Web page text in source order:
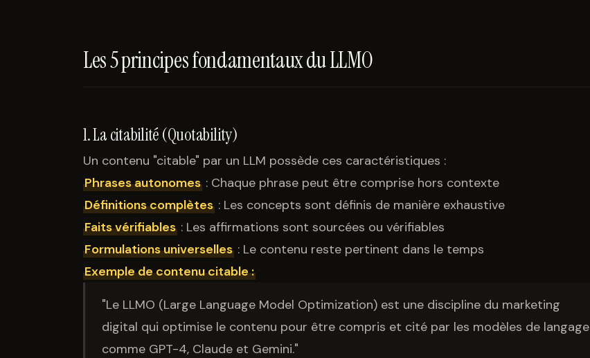
Les 5 principes fondamentaux du LLMO
1. La citabilité (Quotability)
Un contenu "citable" par un LLM possède ces caractéristiques :
Phrases autonomes: Chaque phrase peut être comprise hors contexte
Définitions complètes: Les concepts sont définis de manière exhaustive
Faits vérifiables: Les affirmations sont sourcées ou vérifiables
Formulations universelles: Le contenu reste pertinent dans le temps
Exemple de contenu citable :
"Le LLMO (Large Language Model Optimization) est une discipline du marketing
digital qui optimise le contenu pour être compris et cité par les modèles de langage
comme GPT-4, Claude et Gemini."